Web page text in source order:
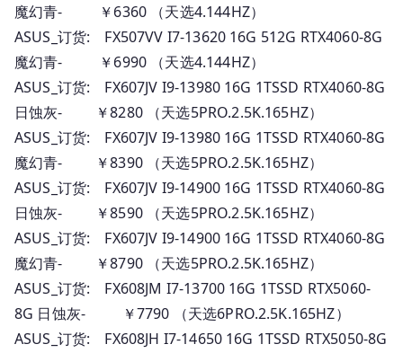
魔幻青- ￥6360 （天选4.144HZ）
ASUS_订货: FX507VV I7-13620 16G 512G RTX4060-8G
魔幻青- ￥6990 （天选4.144HZ）
ASUS_订货: FX607JV I9-13980 16G 1TSSD RTX4060-8G
日蚀灰- ￥8280 （天选5PRO.2.5K.165HZ）
ASUS_订货: FX607JV I9-13980 16G 1TSSD RTX4060-8G
魔幻青- ￥8390 （天选5PRO.2.5K.165HZ）
ASUS_订货: FX607JV I9-14900 16G 1TSSD RTX4060-8G
日蚀灰- ￥8590 （天选5PRO.2.5K.165HZ）
ASUS_订货: FX607JV I9-14900 16G 1TSSD RTX4060-8G
魔幻青- ￥8790 （天选5PRO.2.5K.165HZ）
ASUS_订货: FX608JM I7-13700 16G 1TSSD RTX5060-
8G 日蚀灰- ￥7790 （天选6PRO.2.5K.165HZ）
ASUS_订货: FX608JH I7-14650 16G 1TSSD RTX5050-8G